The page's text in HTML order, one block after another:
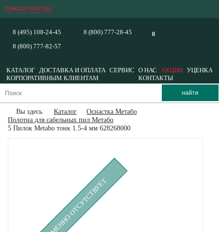
РЕЖИМ РАБОТЫ
0
8 (495) 108-24-45
8 (800) 777-82-57
8 (800) 777-28-45
КАТАЛОГ ДОСТАВКА И ОПЛАТА СЕРВИС О НАС АКЦИИ УЦЕНКА
КОРПОРАТИВНЫМ КЛИЕНТАМ
КОНТАКТЫ
Вы здесь: Каталог
Оснастка Метабо
Полотна для сабельных пил Метабо
5 Пилок Metabo тонк 1.5-4 мм 628268000
ВРЕМЕННО ОТСУТСТВУЕТ